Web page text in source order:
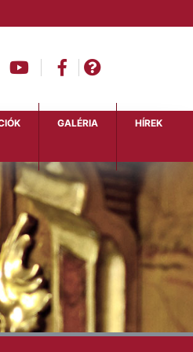
GALÉRIA HÍREK